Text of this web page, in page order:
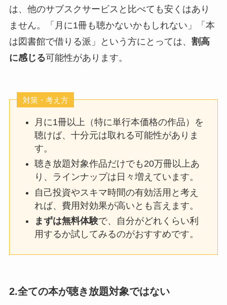
は、他のサブスクサービスと比べても安くはあり
ません。「月に1冊も聴かないかもしれない」「本
は図書館で借りる派」という方にとっては、 割高
に感じる可能性があります。
対策・考え方
月に1冊以上（特に単行本価格の作品）を
聴けば、十分元は取れる可能性がありま
す。
聴き放題対象作品だけでも20万冊以上あ
り、ラインナップは日々増えています。
自己投資やスキマ時間の有効活用と考え
れば、費用対効果が高いとも言えます。
まずは無料体験で、自分がどれくらい利
用するか試してみるのがおすすめです。
2.全ての本が聴き放題対象ではない